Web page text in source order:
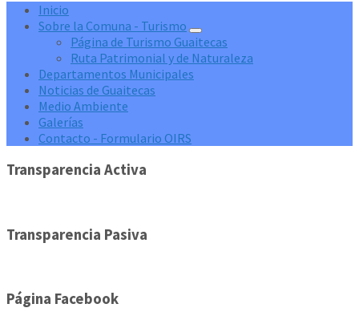
Inicio
Sobre la Comuna - Turismo
Página de Turismo Guaitecas
Ruta Patrimonial y de Naturaleza
Departamentos Municipales
Noticias de Guaitecas
Medio Ambiente
Galerías
Contacto - Formulario OIRS
Transparencia Activa
Transparencia Pasiva
Página Facebook